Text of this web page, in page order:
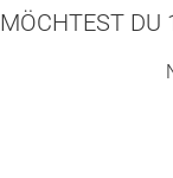
MÖCHTEST DU